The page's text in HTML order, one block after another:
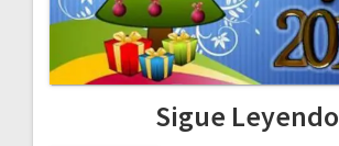
Sigue Leyendo